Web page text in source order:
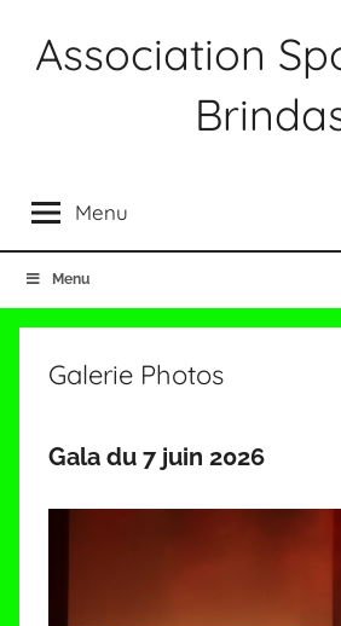
Association
BrindasMenu
Menu
Galerie Photos
Gala du 7 juin 2026